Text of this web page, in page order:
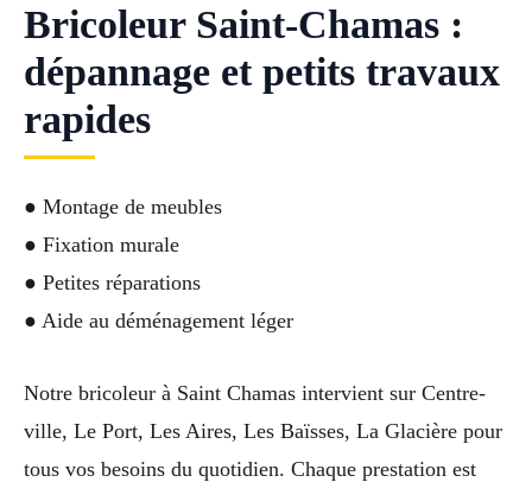
Bricoleur Saint-Chamas :
dépannage et petits travaux
rapides
● Montage de meubles
● Fixation murale
● Petites réparations
● Aide au déménagement léger
Notre bricoleur à Saint Chamas intervient sur Centre-
ville, Le Port, Les Aires, Les Baïsses, La Glacière pour
tous vos besoins du quotidien. Chaque prestation est